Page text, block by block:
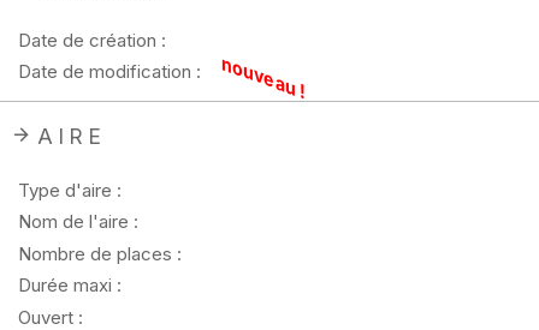
Date de création :
Date de modification :
nouveau !
AIRE
Type d'aire :
Nom de l'aire :
Nombre de places :
Durée maxi :
Ouvert :